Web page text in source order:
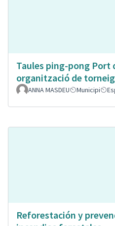
Taules ping-pong Port
organització de
ANNA MASDEU Municipi
Reforestación y